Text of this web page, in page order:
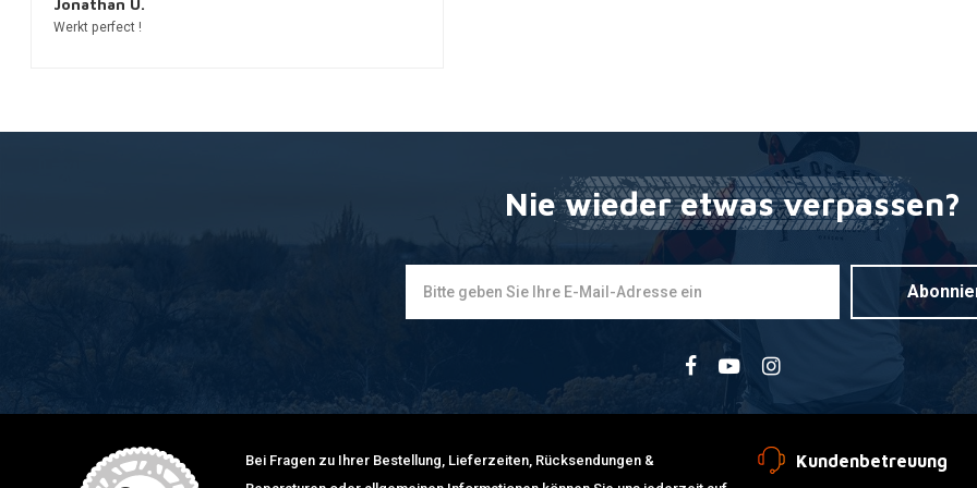
Jonathan U.
Werkt perfect !
Zum
Mikuni
Nie wieder etwas verpassen?
Bei Fragen zu Ihrer Bestellung, Lieferzeiten, Rücksendungen &
Kundenbetreuung